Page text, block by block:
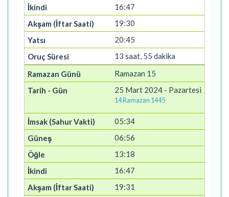
16:47
19:30
20:45
13 saat, 55 dakika
Ramazan 15
25 Mart 2024 - Pazartesi
14 Ramazan 1445
05:34
06:56
13:18
16:47
19:31